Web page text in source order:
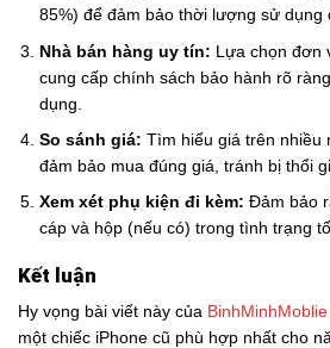
85%) để đảm bảo thời lượng sử dụng
Nhà bán hàng uy tín: Lựa chọn đơn
cung cấp chính sách bảo hành rõ
dụng.
So sánh giá: Tìm hiểu giá trên nhiều
đảm bảo mua đúng giá, tránh bị thổi
Xem xét phụ kiện đi kèm: Đảm bảo
cáp và hộp (nếu có) trong tình trạng
Kết luận
Hy vọng bài viết này của BinhMinhMoblie
một chiếc iPhone cũ phù hợp nhất cho